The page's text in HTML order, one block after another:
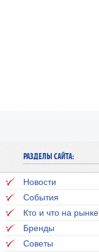
РАЗДЕЛЫ САЙТА:
Новости
События
Кто и что на рынке
Бренды
Советы